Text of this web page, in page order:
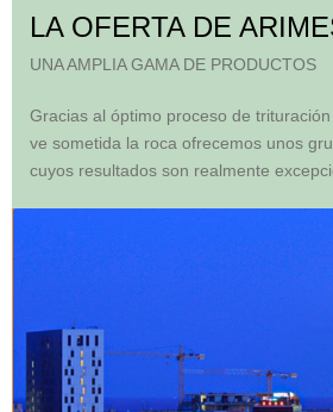
LA OFERTA DE
UNA AMPLIA GAMA DE PRODUCTOS
Gracias al óptimo proceso de
ve sometida la roca ofrecemos unos
cuyos resultados son realmente